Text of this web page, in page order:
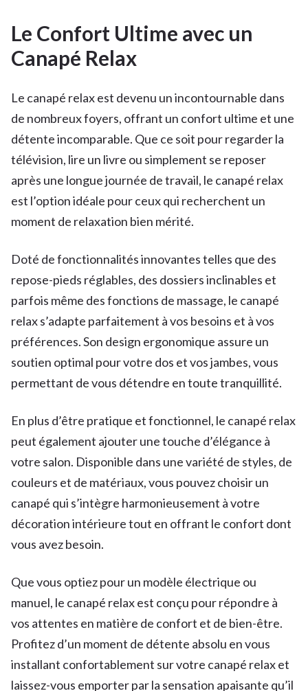
Le Confort Ultime avec un
Canapé Relax
Le canapé relax est devenu un incontournable dans
de nombreux foyers, offrant un confort ultime et une
détente incomparable. Que ce soit pour regarder la
télévision, lire un livre ou simplement se reposer
après une longue journée de travail, le canapé relax
est l’option idéale pour ceux qui recherchent un
moment de relaxation bien mérité.
Doté de fonctionnalités innovantes telles que des
repose-pieds réglables, des dossiers inclinables et
parfois même des fonctions de massage, le canapé
relax s’adapte parfaitement à vos besoins et à vos
préférences. Son design ergonomique assure un
soutien optimal pour votre dos et vos jambes, vous
permettant de vous détendre en toute tranquillité.
En plus d’être pratique et fonctionnel, le canapé relax
peut également ajouter une touche d’élégance à
votre salon. Disponible dans une variété de styles, de
couleurs et de matériaux, vous pouvez choisir un
canapé qui s’intègre harmonieusement à votre
décoration intérieure tout en offrant le confort dont
vous avez besoin.
Que vous optiez pour un modèle électrique ou
manuel, le canapé relax est conçu pour répondre à
vos attentes en matière de confort et de bien-être.
Profitez d’un moment de détente absolu en vous
installant confortablement sur votre canapé relax et
laissez-vous emporter par la sensation apaisante qu’il